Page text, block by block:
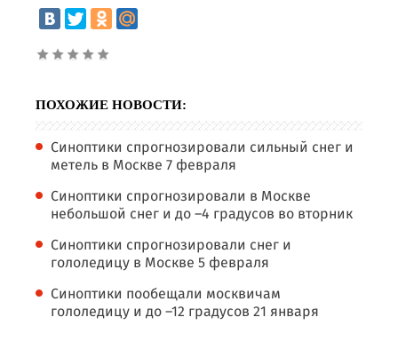
ПОХОЖИЕ НОВОСТИ:
Синоптики спрогнозировали сильный снег и
метель в Москве 7 февраля
Синоптики спрогнозировали в Москве
небольшой снег и до –4 градусов во вторник
Синоптики спрогнозировали снег и
гололедицу в Москве 5 февраля
Синоптики пообещали москвичам
гололедицу и до –12 градусов 21 января